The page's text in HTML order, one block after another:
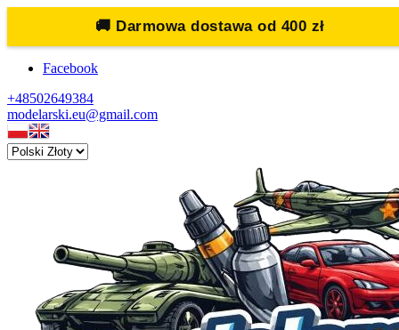
🚚 Darmowa dostawa od 400 zł
Facebook
+48502649384
modelarski.eu@gmail.com